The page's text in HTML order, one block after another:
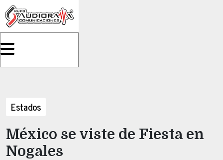
Estados
México se viste de Fiesta en
Nogales